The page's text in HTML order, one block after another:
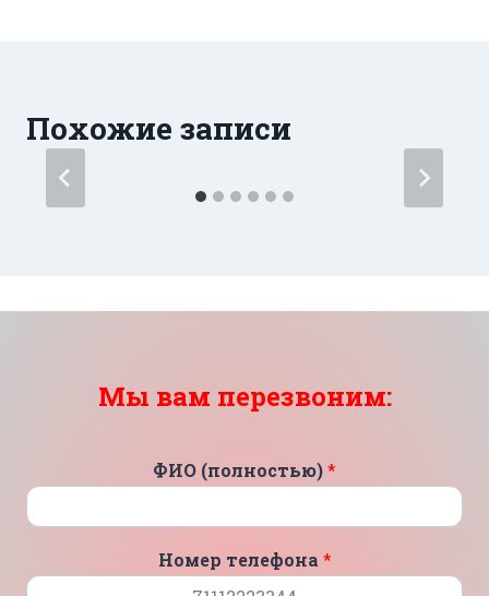
Похожие записи
Мы вам перезвоним:
ФИО (полностью)*
Номер телефона *